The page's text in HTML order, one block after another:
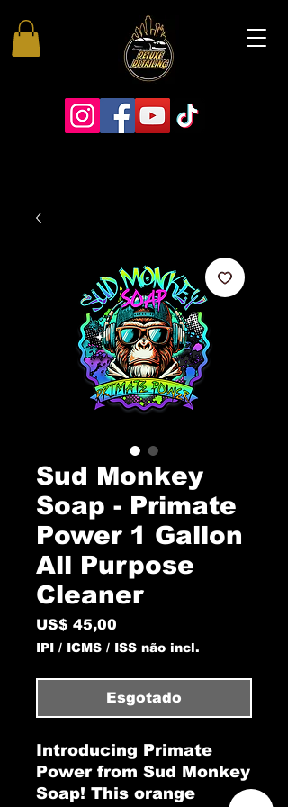
Sud Monkey
Soap - Primate
Power 1 Gallon
All Purpose
Cleaner
US$ 45,00
IPI / ICMS / ISS não incl.
Esgotado
Introducing Primate
Power from Sud Monkey
Soap! This orange